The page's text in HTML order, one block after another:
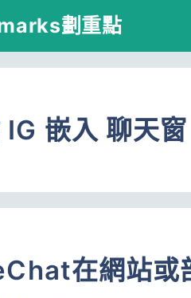
劃重點
IG 嵌入 聊天窗
在網站或